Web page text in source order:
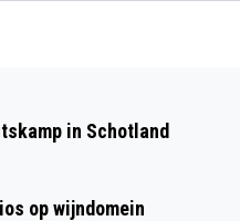
in Schotland
op wijndomein